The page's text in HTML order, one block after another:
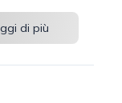
di più